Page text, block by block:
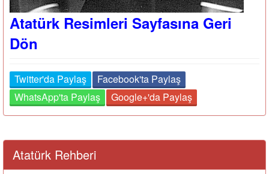
Atatürk Resimleri Sayfasına Geri
Dön
Twitter'da Paylaş
Facebook'ta Paylaş
WhatsApp'ta Paylaş
Google+'da Paylaş
Atatürk Rehberi